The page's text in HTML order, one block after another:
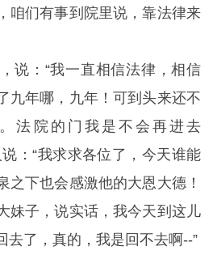
咱们有事到院里说，靠法律来
说：“我一直相信法律，相信
九年哪，九年！可到头来还不
法院的门我是不会再进去
：“我求求各位了，今天谁能
之下也会感激他的大恩大德！
妹子，说实话，我今天到这儿
去了，真的，我是回不去啊--”